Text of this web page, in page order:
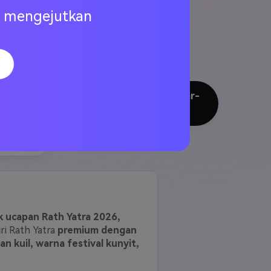
untuk merayakan
pakaian kunyit, pencahayaan
media sosial, dan editan foto gambar-
semua perangkat.
ucapan Rath Yatra 2026,
Rath Yatra premium dengan
kuil, warna festival kunyit,
mengejutkan